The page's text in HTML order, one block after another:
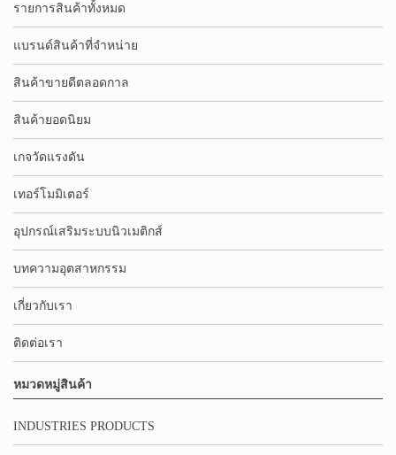
รายการสินค้าทั้งหมด
แบรนด์สินค้าที่จำหน่าย
สินค้าขายดีตลอดกาล
สินค้ายอดนิยม
เกจวัดแรงดัน
เทอร์โมมิเตอร์
อุปกรณ์เสริมระบบนิวเมติกส์
บทความอุตสาหกรรม
เกี่ยวกับเรา
ติดต่อเรา
หมวดหมู่สินค้า
INDUSTRIES PRODUCTS